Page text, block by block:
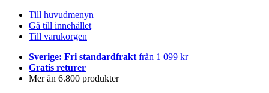
Till huvudmenyn
Gå till innehållet
Till varukorgen
Sverige: Fri standardfrakt från 1 099 kr
Gratis returer
Mer än 6.800 produkter